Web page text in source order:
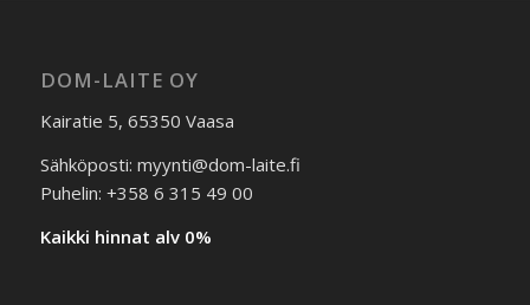
DOM-LAITE OY
Kairatie 5, 65350 Vaasa
Sähköposti: myynti@dom-laite.fi
Puhelin: +358 6 315 49 00
Kaikki hinnat alv 0%